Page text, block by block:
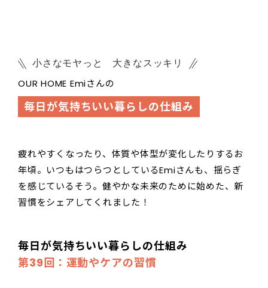
小さなモヤっと 大きなスッキリ
OUR HOME Emiさんの
毎日が気持ちいい暮らしの仕組み
疲れやすくなったり、体質や体型が変化したりするお
年頃。いつもはつらつとしているEmiさんも、揺らぎ
を感じているそう。健やかな未来のために始めた、新
習慣をシェアしてくれました！
毎日が気持ちいい暮らしの仕組み
第39回：運動やケアの習慣